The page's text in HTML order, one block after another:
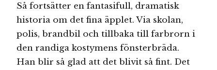
Så fortsätter en fantasifull, dramatisk
historia om det fina äpplet. Via skolan,
polis, brandbil och tillbaka till farbrorn i
den randiga kostymens fönsterbräda.
Han blir så glad att det blivit så fint. Det